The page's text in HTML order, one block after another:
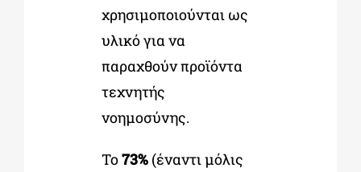
χρησιμοποιούνται ως
υλικό για να
παραχθούν προϊόντα
τεχνητής
νοημοσύνης.
Το73%(έναντι μόλις